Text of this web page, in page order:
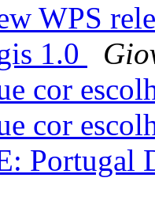
WPS
1.0
cor
cor
Portugal